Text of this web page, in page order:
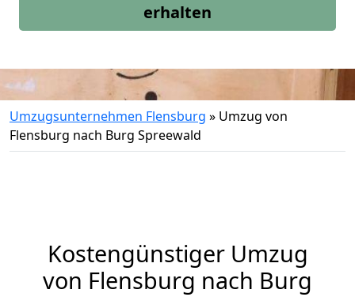
erhalten
Umzugsunternehmen Flensburg » Umzug von
Flensburg nach Burg Spreewald
Kostengünstiger Umzug
von Flensburg nach Burg